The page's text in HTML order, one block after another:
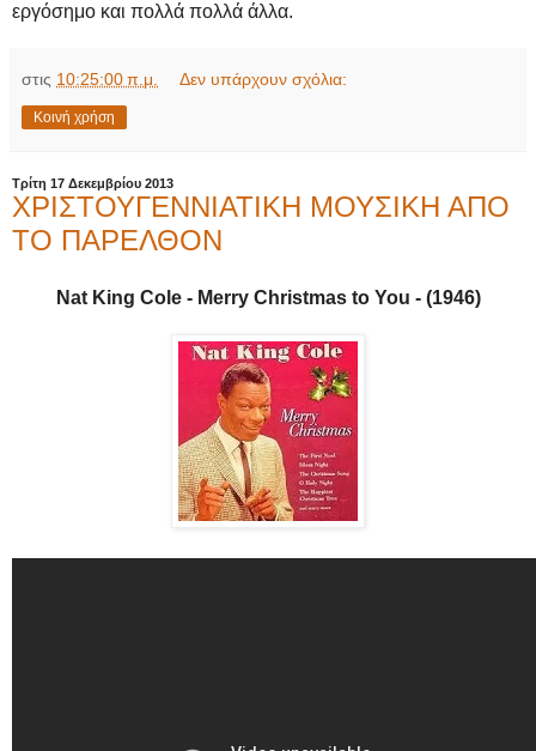
εργόσημο και πολλά πολλά άλλα.
στις 10:25:00 π.μ. Δεν υπάρχουν σχόλια:
Κοινή χρήση
Τρίτη 17 Δεκεμβρίου 2013
ΧΡΙΣΤΟΥΓΕΝΝΙΑΤΙΚΗ ΜΟΥΣΙΚΗ ΑΠΟ
ΤΟ ΠΑΡΕΛΘΟΝ
Nat King Cole - Merry Christmas to You - (1946)